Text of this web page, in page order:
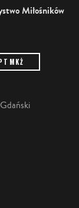
Miłośników